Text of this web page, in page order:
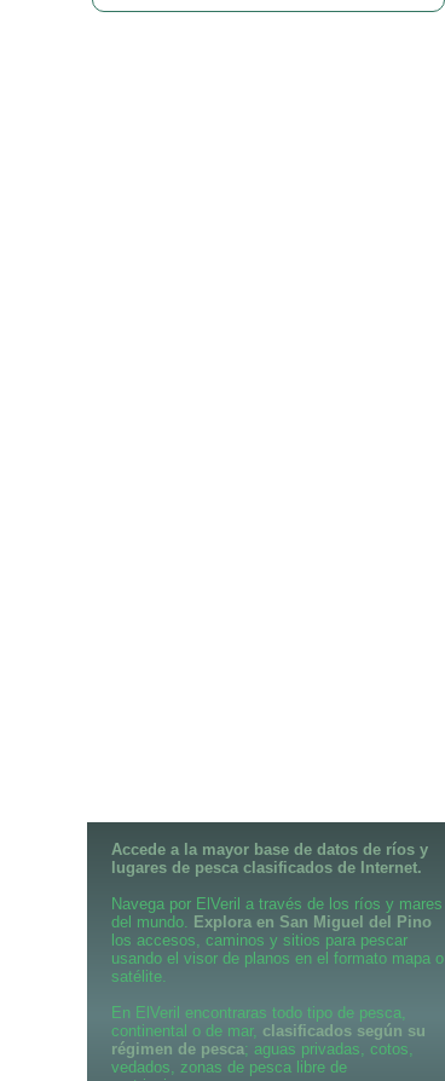
Accede a la mayor base de datos de ríos y
lugares de pesca clasificados de Internet.
Navega por ElVeril a través de los ríos y mares
del mundo. Explora en San Miguel del Pino
los accesos, caminos y sitios para pescar
usando el visor de planos en el formato mapa o
satélite.
En ElVeril encontraras todo tipo de pesca,
continental o de mar, clasificados según su
régimen de pesca; aguas privadas, cotos,
vedados, zonas de pesca libre de